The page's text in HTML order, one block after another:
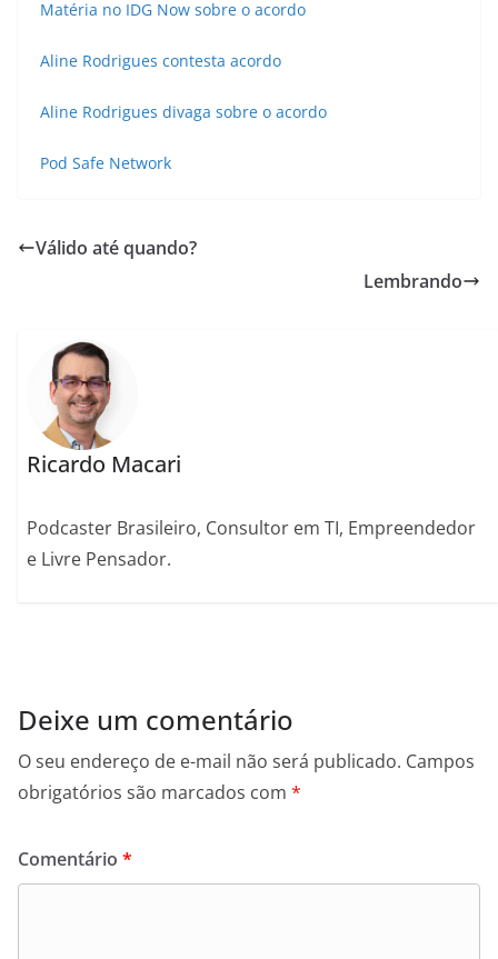
Matéria no IDG Now sobre o acordo
Aline Rodrigues contesta acordo
Aline Rodrigues divaga sobre o acordo
Pod Safe Network
Válido até quando?
Lembrando
Ricardo Macari
Podcaster Brasileiro, Consultor em TI, Empreendedor
e Livre Pensador.
Deixe um comentário
O seu endereço de e-mail não será publicado. Campos
obrigatórios são marcados com *
Comentário *